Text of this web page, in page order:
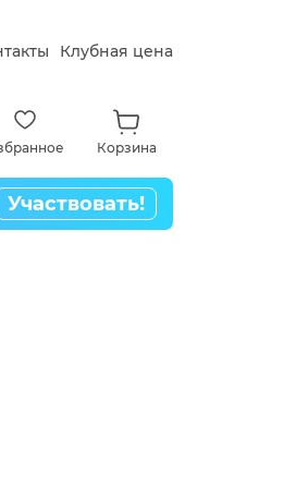
Клубная цена
Корзина
Участвовать!